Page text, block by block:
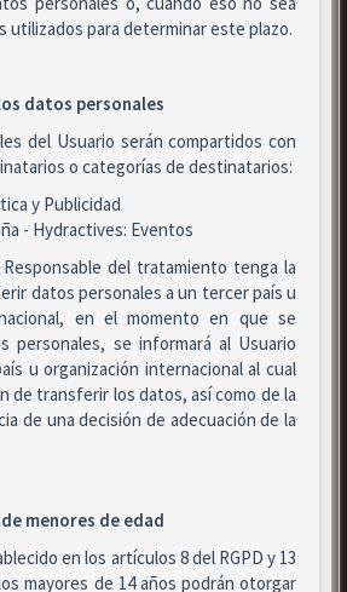
utilizados para determinar este plazo.
datos personales
del Usuario serán compartidos con
o categorías de destinatarios:
y Publicidad
- Hydractives: Eventos
del tratamiento tenga la
datos personales a un tercer país u
en el momento en que se
personales, se informará al Usuario
u organización internacional al cual
de transferir los datos, así como de la
de una decisión de adecuación de la
menores de edad
en los artículos 8 del RGPD y 13
mayores de 14 años podrán otorgar